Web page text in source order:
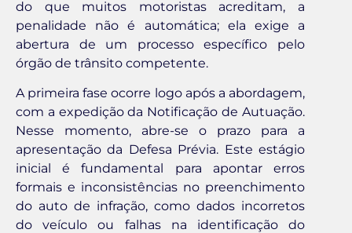
do que muitos motoristas acreditam, a
penalidade não é automática; ela exige a
abertura de um processo específico pelo
órgão de trânsito competente.
A primeira fase ocorre logo após a abordagem,
com a expedição da Notificação de Autuação.
Nesse momento, abre-se o prazo para a
apresentação da Defesa Prévia. Este estágio
inicial é fundamental para apontar erros
formais e inconsistências no preenchimento
do auto de infração, como dados incorretos
do veículo ou falhas na identificação do